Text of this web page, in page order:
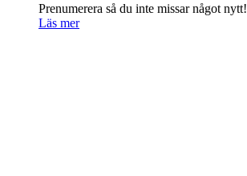
Prenumerera så du inte missar något nytt!
Läs mer